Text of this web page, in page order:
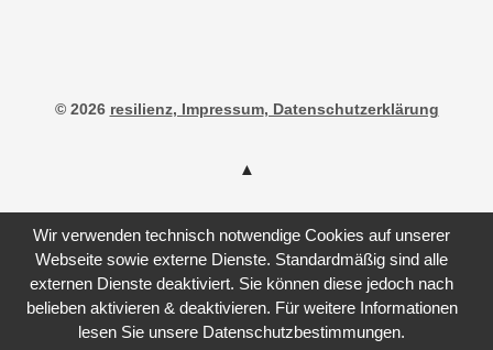
© 2026 resilienz, Impressum, Datenschutzerklärung
Wir verwenden technisch notwendige Cookies auf unserer
Webseite sowie externe Dienste. Standardmäßig sind alle
externen Dienste deaktiviert. Sie können diese jedoch nach
belieben aktivieren & deaktivieren. Für weitere Informationen
lesen Sie unsere Datenschutzbestimmungen.